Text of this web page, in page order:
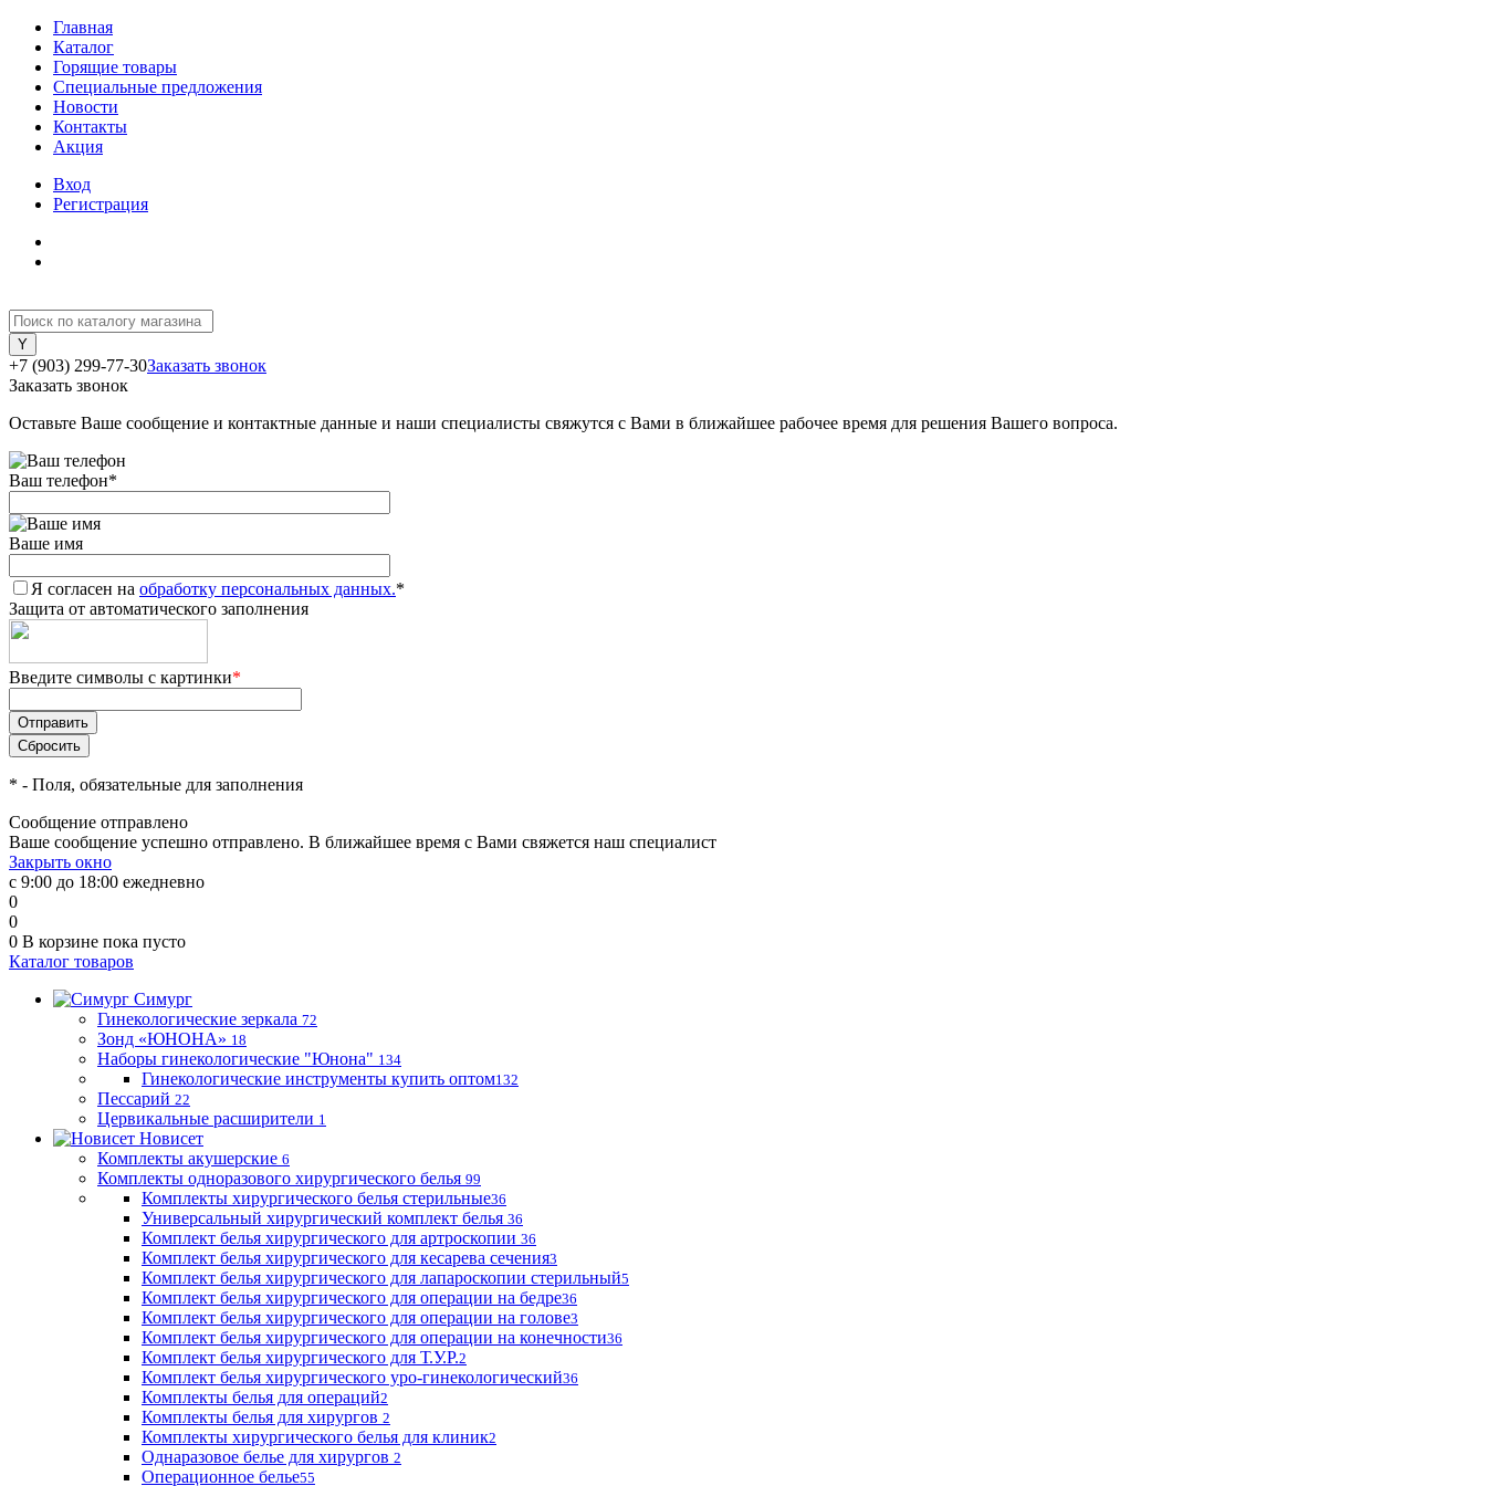
Главная
Каталог
Горящие товары
Специальные предложения
Новости
Контакты
Акция
Вход
Регистрация
+7 (903) 299-77-30Заказать звонок
Заказать звонок
Оставьте Ваше сообщение и контактные данные и наши специалисты свяжутся с Вами в ближайшее рабочее время для решения Вашего вопроса.
Ваш телефон*
Ваше имя
Я согласен на обработку персональных данных.*
Защита от автоматического заполнения
Введите символы с картинки*
* - Поля, обязательные для заполнения
Сообщение отправлено
Ваше сообщение успешно отправлено. В ближайшее время с Вами свяжется наш специалист
Закрыть окно
с 9:00 до 18:00 ежедневно
0
0
0 В корзине пока пусто
Каталог товаров
Симург
Гинекологические зеркала 72
Зонд «ЮНОНА» 18
Наборы гинекологические "Юнона" 134
Гинекологические инструменты купить оптом132
Пессарий 22
Цервикальные расширители 1
Новисет
Комплекты акушерские 6
Комплекты одноразового хирургического белья 99
Комплекты хирургического белья стерильные36
Универсальный хирургический комплект белья 36
Комплект белья хирургического для артроскопии 36
Комплект белья хирургического для кесарева сечения3
Комплект белья хирургического для лапароскопии стерильный5
Комплект белья хирургического для операции на бедре36
Комплект белья хирургического для операции на голове3
Комплект белья хирургического для операции на конечности36
Комплект белья хирургического для Т.У.Р.2
Комплект белья хирургического уро-гинекологический36
Комплекты белья для операций2
Комплекты белья для хирургов 2
Комплекты хирургического белья для клиник2
Однаразовое белье для хирургов 2
Операционное белье55